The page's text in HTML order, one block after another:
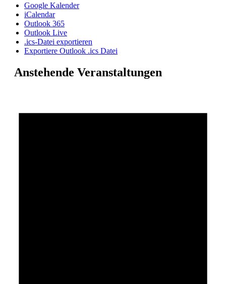
Google Kalender
iCalendar
Outlook 365
Outlook Live
.ics-Datei exportieren
Exportiere Outlook .ics Datei
Anstehende Veranstaltungen